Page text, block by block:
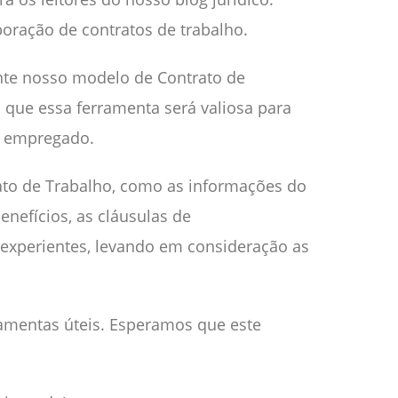
de contratos de trabalho.
nosso modelo de Contrato de
essa ferramenta será valiosa para
de Trabalho, como as informações do
as cláusulas de
levando em consideração as
úteis. Esperamos que este